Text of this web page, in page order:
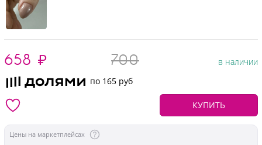
658 ₽ 700
в наличии
по 165 руб
КУПИТЬ
Цены на маркетплейсах